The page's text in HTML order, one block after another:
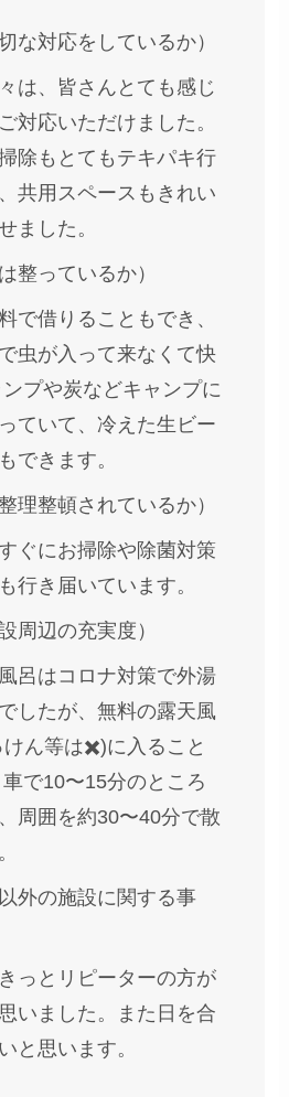
な対応をしているか）
は、皆さんとても感じ
対応いただけました。
除もとてもテキパキ行
共用スペースもきれい
ました。
整っているか）
で借りることもでき、
虫が入って来なくて快
プや炭などキャンプに
ていて、冷えた生ビー
できます。
理整頓されているか）
ぐにお掃除や除菌対策
行き届いています。
周辺の充実度）
呂はコロナ対策で外湯
したが、無料の露天風
ん等は✖️)に入ること
で10〜15分のところ
周囲を約30〜40分で散
外の施設に関する事
っとリピーターの方が
いました。また日を合
と思います。